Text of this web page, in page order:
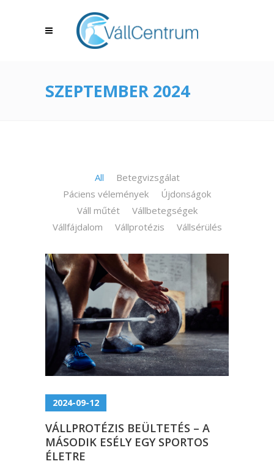
SZEPTEMBER 2024
All
Betegvizsgálat
Páciens vélemények
Újdonságok
Váll műtét
Vállbetegségek
Vállfájdalom
Vállprotézis Vállsérülés
2024-09-12
VÁLLPROTÉZIS BEÜLTETÉS – A
MÁSODIK ESÉLY EGY SPORTOS
ÉLETRE